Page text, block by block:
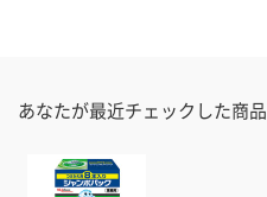
あなたが最近チェックした商品